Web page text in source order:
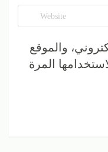
والموقع
المرة